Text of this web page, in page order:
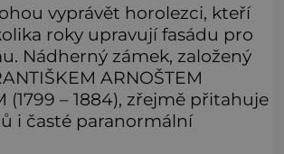
vyprávět horolezci, kteří
roky upravují fasádu pro
Nádherný zámek, založený
ARNOŠTEM
(1799 – 1884), zřejmě přitahuje
i časté paranormální